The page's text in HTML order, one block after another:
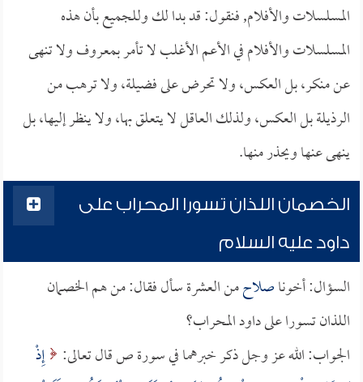
المسلسلات والأفلام, فنقول: قد بدا لك وللجميع بأن هذه
المسلسلات والأفلام في الأعم الأغلب لا تأمر بمعروف ولا تنهى
عن منكر، بل العكس، ولا تحرض على فضيلة، ولا ترهب من
الرذيلة بل العكس، ولذلك العاقل لا يتعلق بها، ولا ينظر إليها، بل
ينهى عنها ويحذر منها.
الخصمان اللذان تسورا المحراب على
داود عليه السلام
السؤال: أخوناصلاحمن العشرة سأل فقال: من هم الخصمان
اللذان تسورا على داود المحراب؟
الجواب: الله عز وجل ذكر خبرهما في سورة ص قال تعالى: إِذْ